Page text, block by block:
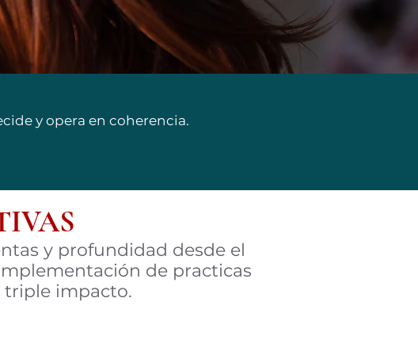
y opera en coherencia.
y profundidad desde el
de practicas
triple impacto.